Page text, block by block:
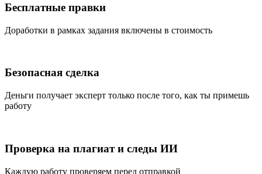
Бесплатные правки
Доработки в рамках задания включены в стоимость
Безопасная сделка
Деньги получает эксперт только после того, как ты примешь
работу
Проверка на плагиат и следы ИИ
Каждую работу проверяем перед отправкой